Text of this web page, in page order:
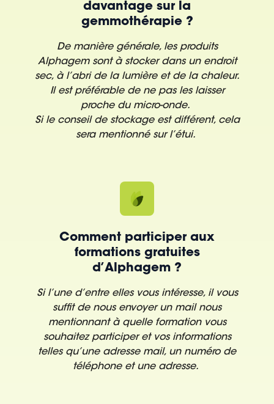
davantage sur la
gemmothérapie ?
De manière générale, les produits
Alphagem sont à stocker dans un endroit
sec, à l’abri de la lumière et de la chaleur.
Il est préférable de ne pas les laisser
proche du micro-onde.
Si le conseil de stockage est différent, cela
sera mentionné sur l’étui.
Comment participer aux
formations gratuites
d’Alphagem ?
Si l’une d’entre elles vous intéresse, il vous
suffit de nous envoyer un mail nous
mentionnant à quelle formation vous
souhaitez participer et vos informations
telles qu’une adresse mail, un numéro de
téléphone et une adresse.